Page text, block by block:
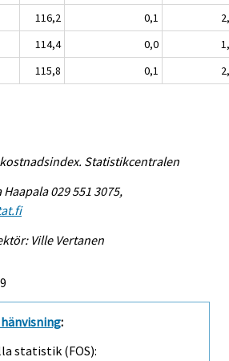
116,2 0,1
114,4 0,0
115,8 0,1
Statistikcentralen
029 551 3075,
Ville Vertanen
:
statistik (FOS):